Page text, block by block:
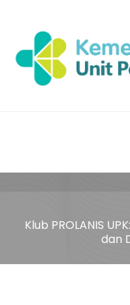
Klub PROLANIS
dan